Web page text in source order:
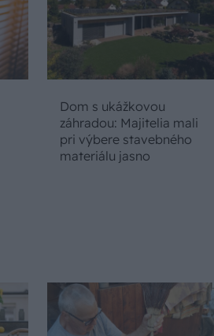
Dom s ukážkovou
záhradou: Majitelia mali
pri výbere stavebného
materiálu jasno